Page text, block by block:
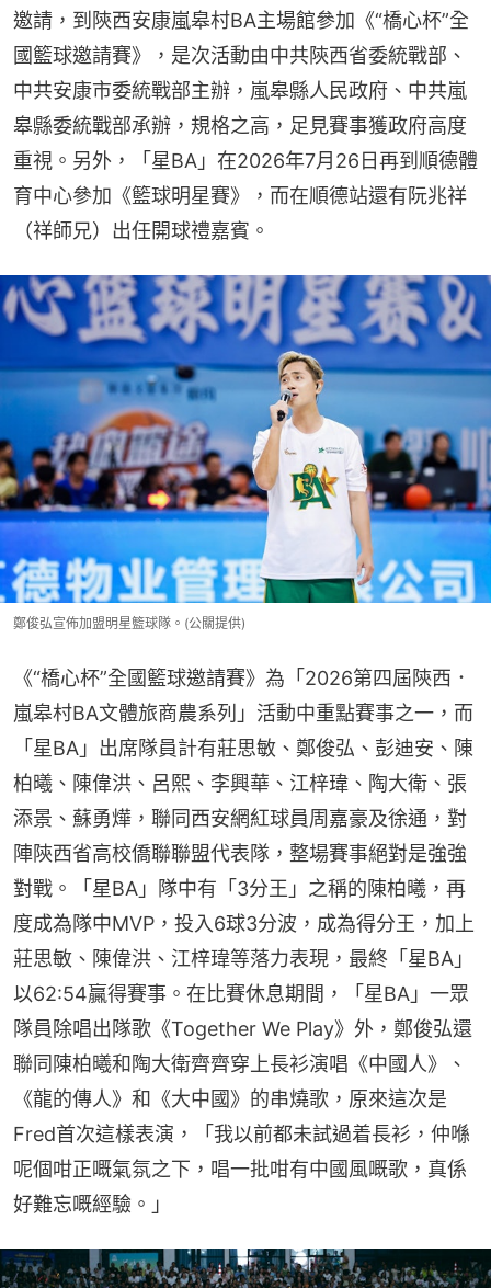
邀請，到陝西安康嵐皋村BA主場館參加《“橋心杯”全
國籃球邀請賽》，是次活動由中共陝西省委統戰部、
中共安康市委統戰部主辦，嵐皋縣人民政府、中共嵐
皋縣委統戰部承辦，規格之高，足見賽事獲政府高度
重視。另外，「星BA」在2026年7月26日再到順德體
育中心參加《籃球明星賽》，而在順德站還有阮兆祥
（祥師兄）出任開球禮嘉賓。
鄭俊弘宣佈加盟明星籃球隊。(公關提供)
《“橋心杯”全國籃球邀請賽》為「2026第四屆陝西．
嵐皋村BA文體旅商農系列」活動中重點賽事之一，而
「星BA」出席隊員計有莊思敏、鄭俊弘、彭迪安、陳
柏曦、陳偉洪、呂熙、李興華、江梓瑋、陶大衛、張
添景、蘇勇燁，聯同西安網紅球員周嘉豪及徐通，對
陣陝西省高校僑聯聯盟代表隊，整場賽事絕對是強強
對戰。「星BA」隊中有「3分王」之稱的陳柏曦，再
度成為隊中MVP，投入6球3分波，成為得分王，加上
莊思敏、陳偉洪、江梓瑋等落力表現，最終「星BA」
以62:54贏得賽事。在比賽休息期間，「星BA」一眾
隊員除唱出隊歌《Together We Play》外，鄭俊弘還
聯同陳柏曦和陶大衛齊齊穿上長衫演唱《中國人》、
《龍的傳人》和《大中國》的串燒歌，原來這次是
Fred首次這樣表演，「我以前都未試過着長衫，仲喺
呢個咁正嘅氣氛之下，唱一批咁有中國風嘅歌，真係
好難忘嘅經驗。」